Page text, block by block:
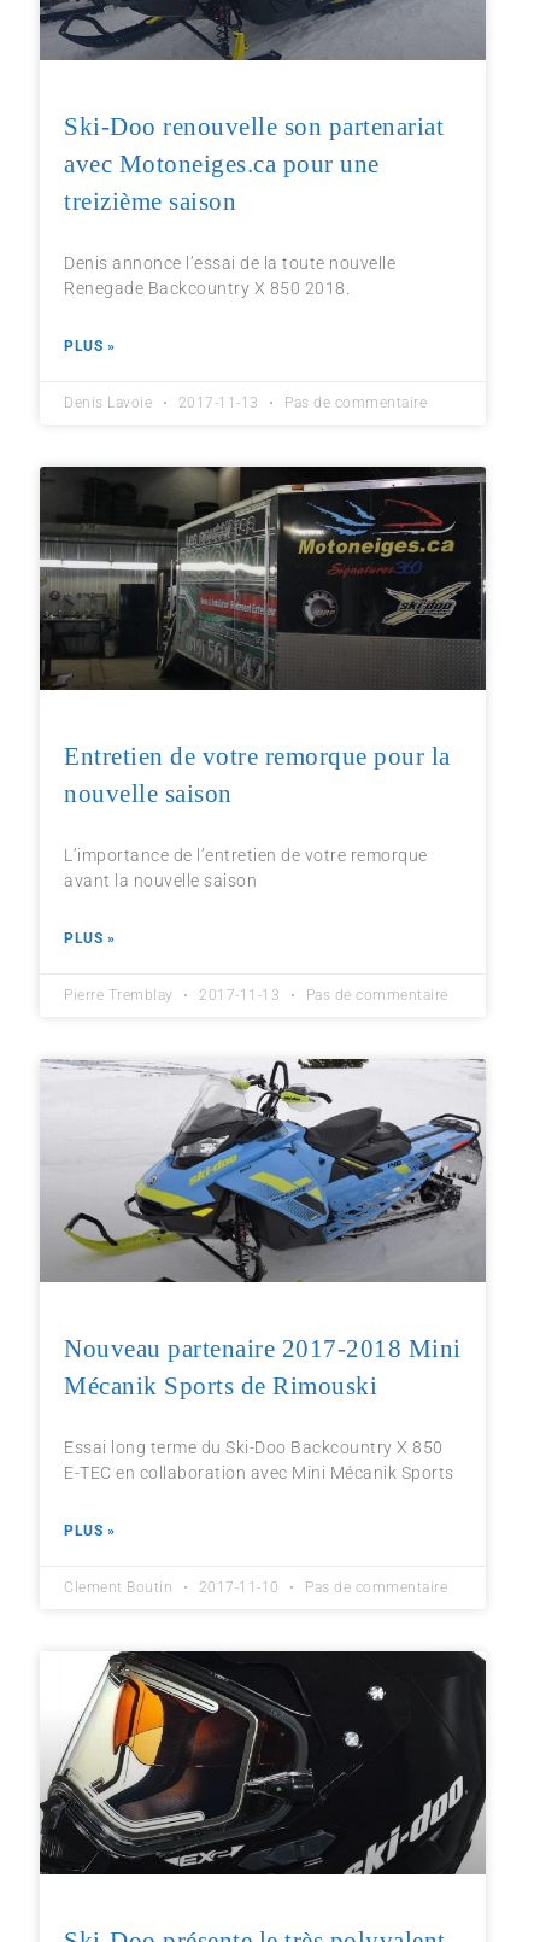
Ski-Doo renouvelle son partenariat
avec Motoneiges.ca pour une
treizième saison
Denis annonce l’essai de la toute nouvelle
Renegade Backcountry X 850 2018.
PLUS »
Denis Lavoie 2017-11-13 Pas de commentaire
Entretien de votre remorque pour la
nouvelle saison
L’importance de l’entretien de votre remorque
avant la nouvelle saison
PLUS »
Pierre Tremblay 2017-11-13 Pas de commentaire
Nouveau partenaire 2017-2018 Mini
Mécanik Sports de Rimouski
Essai long terme du Ski-Doo Backcountry X 850
E-TEC en collaboration avec Mini Mécanik Sports
PLUS »
Clement Boutin 2017-11-10 Pas de commentaire